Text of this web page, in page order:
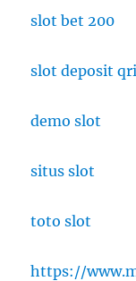
slot bet 200
slot deposit
demo slot
situs slot
toto slot
https://